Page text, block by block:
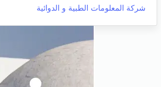
شركة المعلومات الطبية و الدوائية